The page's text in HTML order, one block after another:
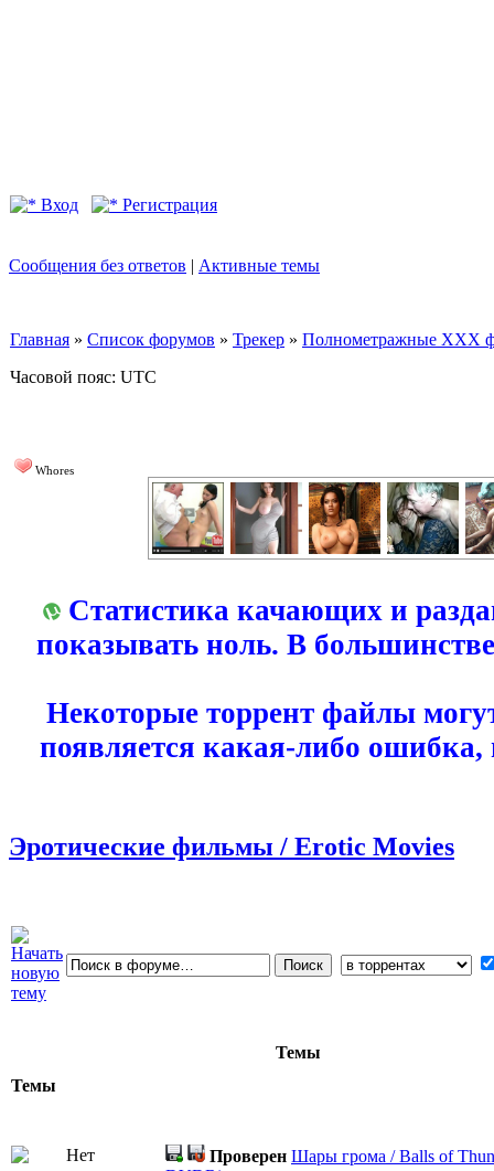
Вход Регистрация
Сообщения без ответов | Активные темы
Главная » Список форумов » Трекер » Полнометражные XXX
Часовой пояс: UTC
Whores
Статистика качающих и
показывать ноль. В
Некоторые торрент файлы
появляется какая-либо
Эротические фильмы / Erotic Movies
Темы
Темы
Проверен Шары грома / Balls of